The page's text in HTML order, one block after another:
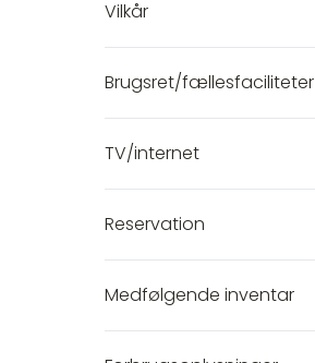
Vilkår
Brugsret/fællesfaciliteter
TV/internet
Reservation
Medfølgende inventar